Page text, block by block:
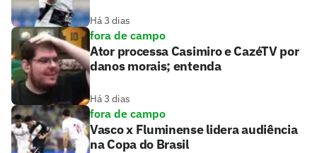
Há 3 dias
fora de campo
Ator processa Casimiro e CazéTV por
danos morais; entenda
Há 3 dias
fora de campo
Vasco x Fluminense lidera audiência
na Copa do Brasil